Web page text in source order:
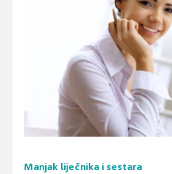
Manjak liječnika i sestara